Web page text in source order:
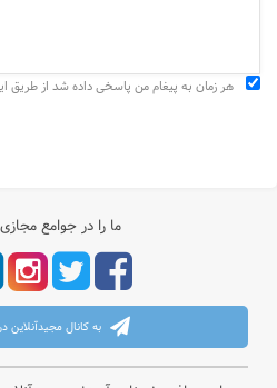
هر زمان به پیغام من پاسخی داده شد از طریق
ما را در جوامع
به کانال مجیدآنلاین